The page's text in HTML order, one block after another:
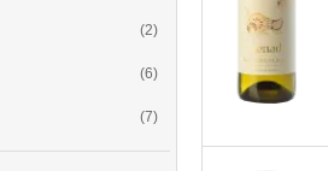
(2)
(6)
(7)